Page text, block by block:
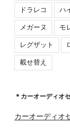
ドラレコ ハ
メガーヌ モ
レグザット
載せ替え
＊カーオーディオ
カーオーディオ